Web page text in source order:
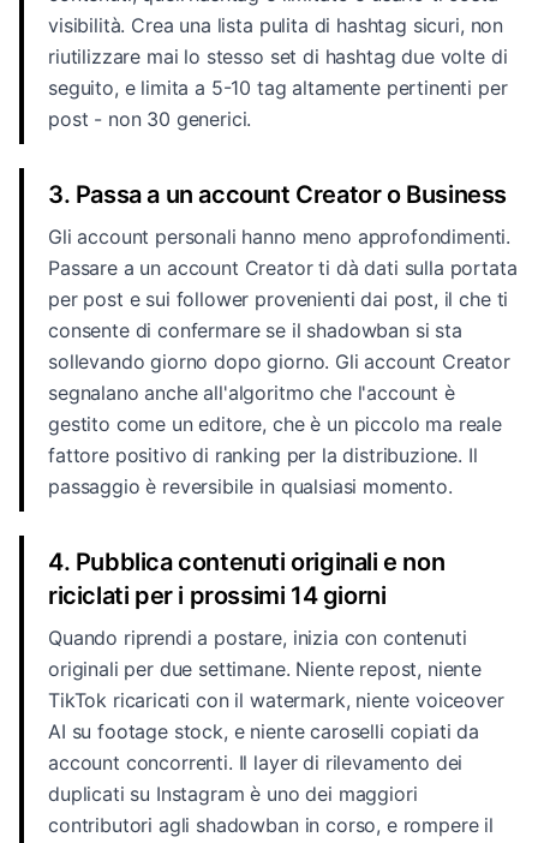
visibilità. Crea una lista pulita di hashtag sicuri, non
riutilizzare mai lo stesso set di hashtag due volte di
seguito, e limita a 5-10 tag altamente pertinenti per
post - non 30 generici.
3. Passa a un account Creator o Business
Gli account personali hanno meno approfondimenti.
Passare a un account Creator ti dà dati sulla portata
per post e sui follower provenienti dai post, il che ti
consente di confermare se il shadowban si sta
sollevando giorno dopo giorno. Gli account Creator
segnalano anche all'algoritmo che l'account è
gestito come un editore, che è un piccolo ma reale
fattore positivo di ranking per la distribuzione. Il
passaggio è reversibile in qualsiasi momento.
4. Pubblica contenuti originali e non
riciclati per i prossimi 14 giorni
Quando riprendi a postare, inizia con contenuti
originali per due settimane. Niente repost, niente
TikTok ricaricati con il watermark, niente voiceover
AI su footage stock, e niente caroselli copiati da
account concorrenti. Il layer di rilevamento dei
duplicati su Instagram è uno dei maggiori
contributori agli shadowban in corso, e rompere il